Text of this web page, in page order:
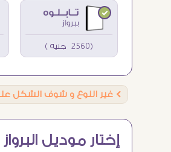
(2560 جنيه )
Ö غير النوع و شوف الشكل
إختار موديل البرواز